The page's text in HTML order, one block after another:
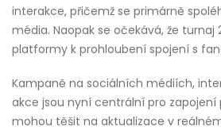
interakce, přičemž se primárně
média. Naopak se očekává, že turnaj
platformy k prohloubení spojení s
Kampaně na sociálních médiích,
akce jsou nyní centrální pro zapojení
mohou těšit na aktualizace v